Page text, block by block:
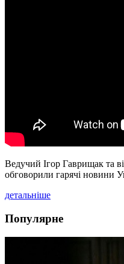
Ведучий Ігор Гаврищак та
обговорили гарячі новини
детальніше
Популярне